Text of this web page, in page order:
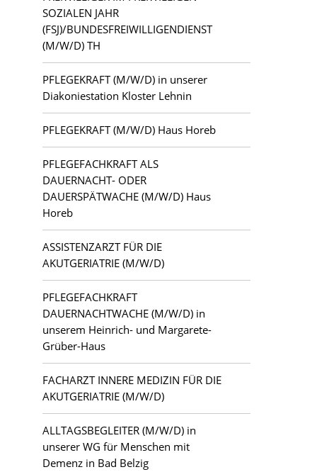
Kloster Lehnin
Lauchhammer
Letschin
Luckau
Ludwigsfelde
Mahlsdorf
Potsdam
Zehlendorf
SOZIALEN JAHR
(FSJ)/BUNDESFREIWILLIGENDIENST
(M/W/D) TH
PFLEGEKRAFT (M/W/D) in unserer
Diakoniestation Kloster Lehnin
PFLEGEKRAFT (M/W/D) Haus Horeb
PFLEGEFACHKRAFT ALS
DAUERNACHT- ODER
DAUERSPÄTWACHE (M/W/D) Haus
Horeb
ASSISTENZARZT FÜR DIE
AKUTGERIATRIE (M/W/D)
PFLEGEFACHKRAFT
DAUERNACHTWACHE (M/W/D) in
unserem Heinrich- und Margarete-
Grüber-Haus
FACHARZT INNERE MEDIZIN FÜR DIE
AKUTGERIATRIE (M/W/D)
ALLTAGSBEGLEITER (M/W/D) in
unserer WG für Menschen mit
Demenz in Bad Belzig